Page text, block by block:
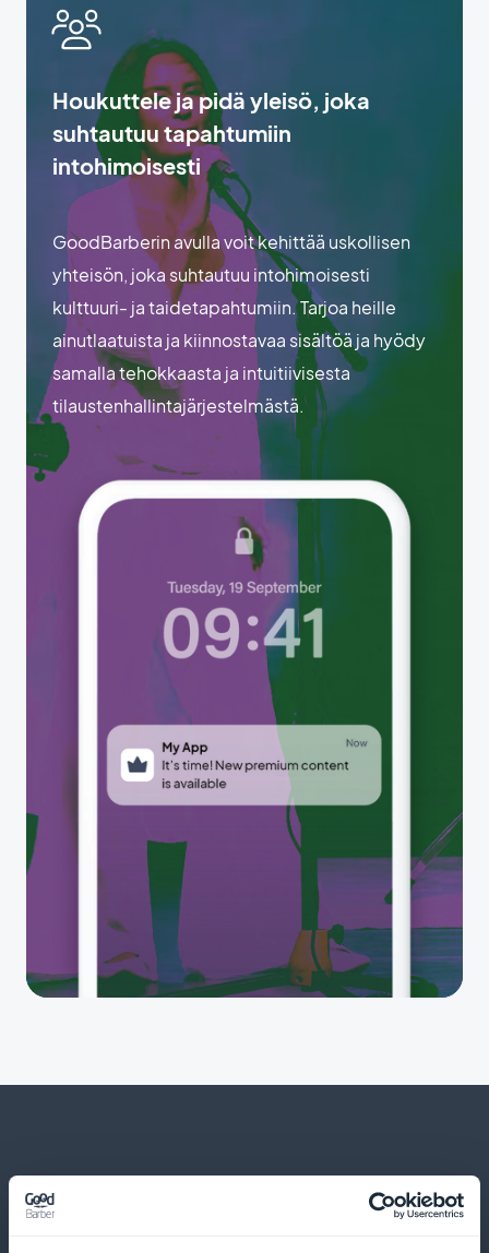
Houkuttele ja pidä yleisö, joka
suhtautuu tapahtumiin
intohimoisesti
GoodBarberin avulla voit kehittää uskollisen
yhteisön, joka suhtautuu intohimoisesti
kulttuuri- ja taidetapahtumiin. Tarjoa heille
ainutlaatuista ja kiinnostavaa sisältöä ja hyödy
samalla tehokkaasta ja intuitiivisesta
tilaustenhallintajärjestelmästä.
Ja paljon muuta